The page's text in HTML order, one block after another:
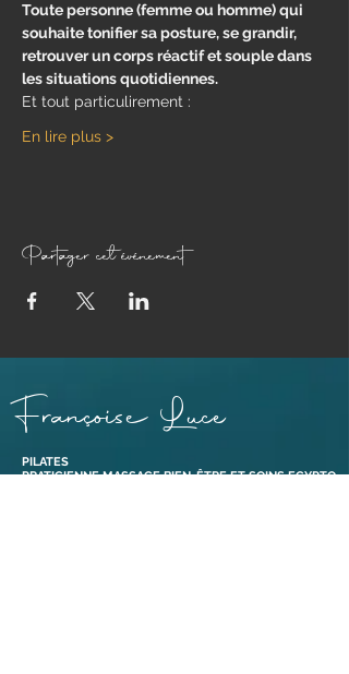
Toute personne (femme ou homme) qui
souhaite tonifier sa posture, se grandir,
retrouver un corps réactif et souple dans
les situations quotidiennes.
Et tout particulirement :
En lire plus >
Partager cet événement
Françoise Luce
PILATES
PRATICIENNE MASSAGE BIEN-ÊTRE ET SOINS EGYPTO-